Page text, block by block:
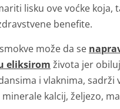
lisku ove voćke koja,
benefite.
može da se
eliksirom života jer
i vlaknima, sadrži
minerale kalcij, željezo,